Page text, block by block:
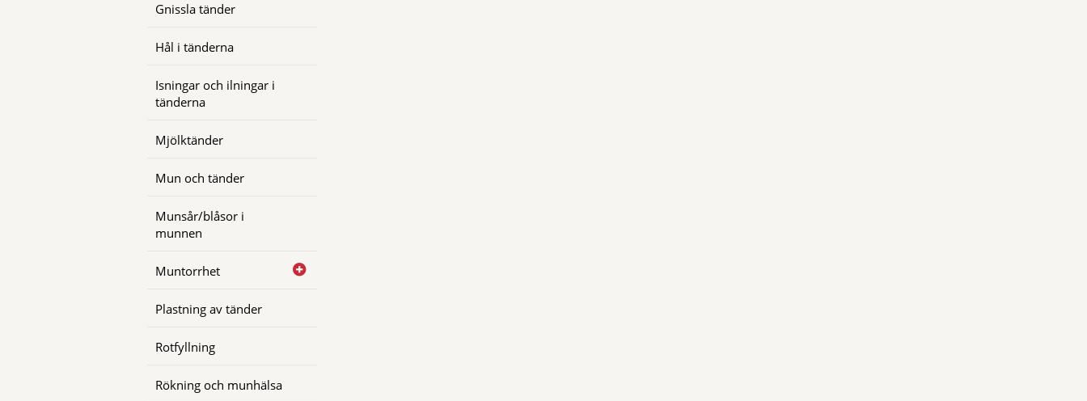
Gnissla tänder
Hål i tänderna
Isningar och ilningar i
tänderna
Mjölktänder
Mun och tänder
Munsår/blåsor i
munnen
Muntorrhet
Plastning av tänder
Rotfyllning
Rökning och munhälsa